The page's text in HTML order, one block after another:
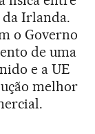
Irlanda.
o Governo
de uma
e a UE
melhor